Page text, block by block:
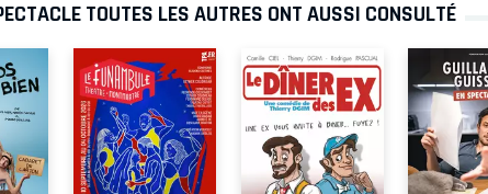
TOUTES LES AUTRES ONT AUSSI CONSULTÉ